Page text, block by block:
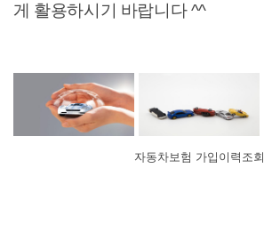
게 활용하시기 바랍니다 ^^
자동차보험 가입이력조회